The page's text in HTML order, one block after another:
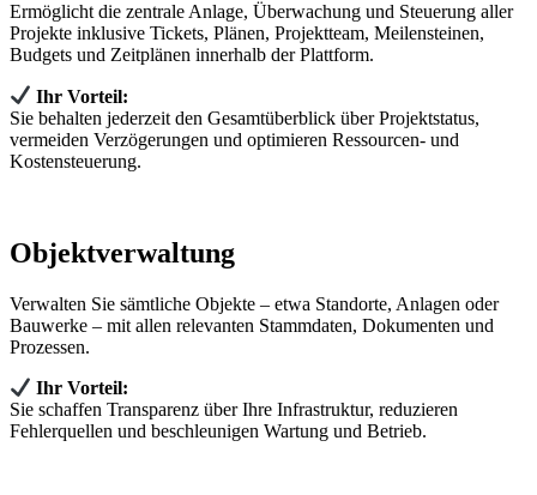
Ermöglicht die zentrale Anlage, Überwachung und Steuerung aller
Projekte inklusive Tickets, Plänen, Projektteam, Meilensteinen,
Budgets und Zeitplänen innerhalb der Plattform.
Ihr Vorteil:
Sie behalten jederzeit den Gesamtüberblick über Projektstatus,
vermeiden Verzögerungen und optimieren Ressourcen‑ und
Kostensteuerung.
Objektverwaltung
Verwalten Sie sämtliche Objekte – etwa Standorte, Anlagen oder
Bauwerke – mit allen relevanten Stammdaten, Dokumenten und
Prozessen.
Ihr Vorteil:
Sie schaffen Transparenz über Ihre Infrastruktur, reduzieren
Fehlerquellen und beschleunigen Wartung und Betrieb.